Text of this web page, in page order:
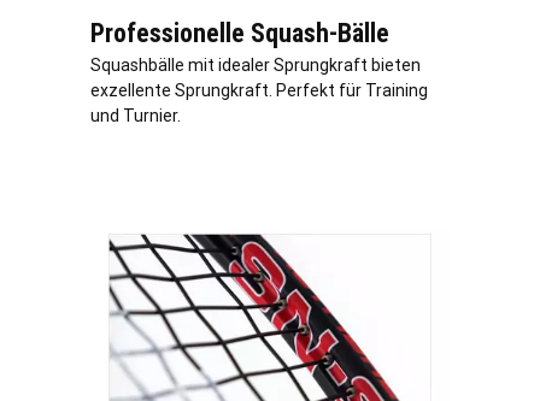
Professionelle Squash-Bälle
Squashbälle mit idealer Sprungkraft bieten
exzellente Sprungkraft. Perfekt für Training
und Turnier.